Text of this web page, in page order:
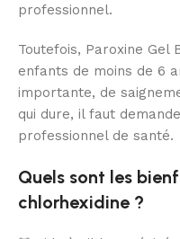
professionnel.
Toutefois, Paroxine Gel
enfants de moins de 6
importante, de
qui dure, il faut
professionnel de santé.
Quels sont les
chlorhexidine ?